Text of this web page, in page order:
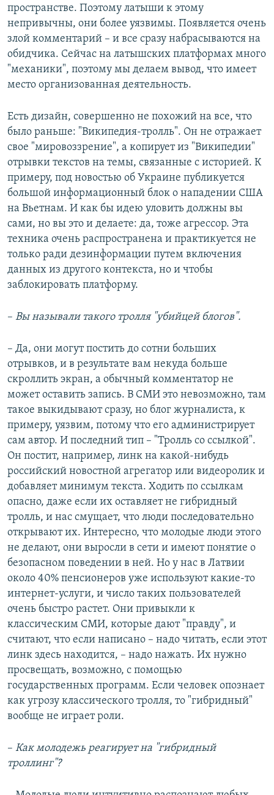
пространстве. Поэтому латыши к этому
непривычны, они более уязвимы. Появляется очень
злой комментарий – и все сразу набрасываются на
обидчика. Сейчас на латышских платформах много
"механики", поэтому мы делаем вывод, что имеет
место организованная деятельность.
Есть дизайн, совершенно не похожий на все, что
было раньше: "Википедия-тролль". Он не отражает
свое "мировоззрение", а копирует из "Википедии"
отрывки текстов на темы, связанные с историей. К
примеру, под новостью об Украине публикуется
большой информационный блок о нападении США
на Вьетнам. И как бы идею уловить должны вы
сами, но вы это и делаете: да, тоже агрессор. Эта
техника очень распространена и практикуется не
только ради дезинформации путем включения
данных из другого контекста, но и чтобы
заблокировать платформу.
– Вы называли такого тролля "убийцей блогов".
– Да, они могут постить до сотни больших
отрывков, и в результате вам некуда больше
скроллить экран, а обычный комментатор не
может оставить запись. В СМИ это невозможно, там
такое выкидывают сразу, но блог журналиста, к
примеру, уязвим, потому что его администрирует
сам автор. И последний тип – "Тролль со ссылкой".
Он постит, например, линк на какой-нибудь
российский новостной агрегатор или видеоролик и
добавляет минимум текста. Ходить по ссылкам
опасно, даже если их оставляет не гибридный
тролль, и нас смущает, что люди последовательно
открывают их. Интересно, что молодые люди этого
не делают, они выросли в сети и имеют понятие о
безопасном поведении в ней. Но у нас в Латвии
около 40% пенсионеров уже используют какие-то
интернет-услуги, и число таких пользователей
очень быстро растет. Они привыкли к
классическим СМИ, которые дают "правду", и
считают, что если написано – надо читать, если этот
линк здесь находится, – надо нажать. Их нужно
просвещать, возможно, с помощью
государственных программ. Если человек опознает
как угрозу классического тролля, то "гибридный"
вообще не играет роли.
– Как молодежь реагирует на "гибридный
троллинг"?